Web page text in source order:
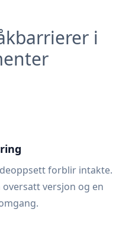
i
forblir intakte.
versjon og en